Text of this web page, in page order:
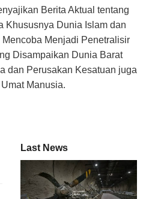
Berita Aktual tentang
Khususnya Dunia Islam dan
Menjadi Penetralisir
Disampaikan Dunia Barat
dan Perusakan Kesatuan juga
Manusia.
Last News